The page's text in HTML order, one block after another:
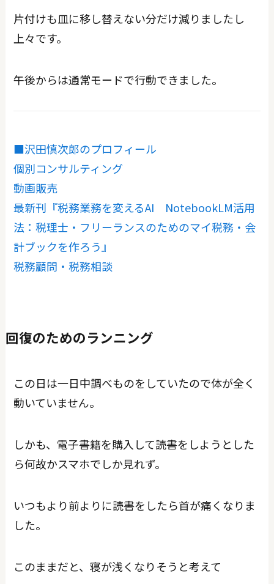
片付けも皿に移し替えない分だけ減りましたし
上々です。
午後からは通常モードで行動できました。
■沢田慎次郎のプロフィール
個別コンサルティング
動画販売
最新刊『税務業務を変えるAI NotebookLM活用
法：税理士・フリーランスのためのマイ税務・会
計ブックを作ろう』
税務顧問・税務相談
回復のためのランニング
この日は一日中調べものをしていたので体が全く
動いていません。
しかも、電子書籍を購入して読書をしようとした
ら何故かスマホでしか見れず。
いつもより前よりに読書をしたら首が痛くなりま
した。
このままだと、寝が浅くなりそうと考えて